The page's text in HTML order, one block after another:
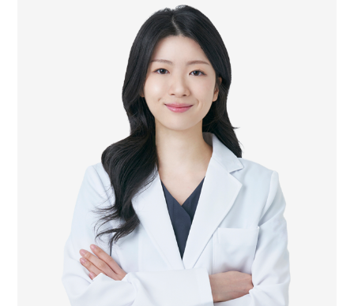
한방위장소화내과 전문의
경희대학교 한의과대학 학사 졸업
경희대학교 임상한의학과(소화기내과) 석사 졸업
경희대학교 임상한의학과(소화기내과) 박사 과정
前 경희대학교 한방병원 일반 수련의 수료
前 경희대학교 한방병원 전문 수련의 수료
前 강동경희대학교 한방병원 일반 진료의